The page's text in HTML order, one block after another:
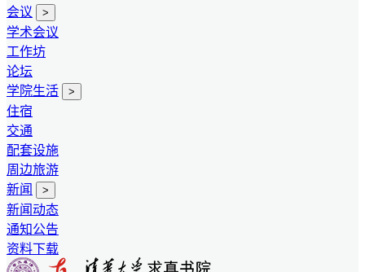
会议
>
学术会议
工作坊
论坛
学院生活
>
住宿
交通
配套设施
周边旅游
新闻
>
新闻动态
通知公告
资料下载